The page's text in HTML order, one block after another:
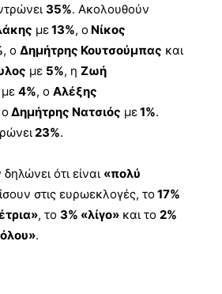
35%. Ακολουθούν
με13%, ο Νίκος
, ο Δημήτρης Κουτσούμπας και
με 5%, η Ζωή
με 4%, ο Αλέξης
οΔημήτρης Νατσιός με1%.
23%.
ότι είναι «πολύ
στις ευρωεκλογές, το17%
, το 3% «λίγο» και το 2%
.